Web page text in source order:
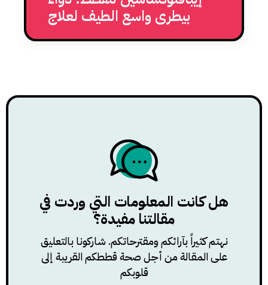
بيطري واسع الطيف لعلاج
التهابات معينة في القطط
هل كانت المعلومات التي وردت في
مقالتنا مفيدة؟
نهتم كثيراً بآرائكم ومقترحاتكم. شاركونا بالتعليق
على المقالة من أجل صحة قططكم القريبة إلى
قلوبكم